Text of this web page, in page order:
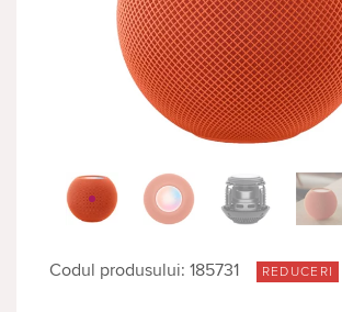
Codul produsului: 185731 REDUCERI